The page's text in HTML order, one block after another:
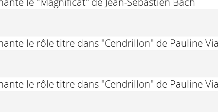
le rôle titre dans "Cendrillon" de Pauline
le rôle titre dans "Cendrillon" de Pauline